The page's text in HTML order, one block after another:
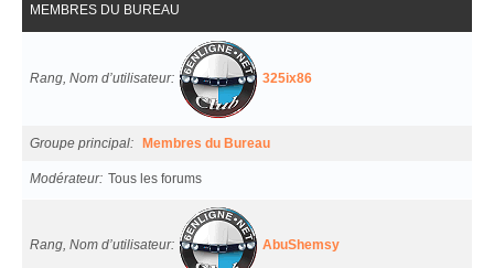
MEMBRES DU BUREAU
Rang, Nom d’utilisateur 325ix86
Groupe principal Membres du Bureau
Modérateur Tous les forums
Rang, Nom d’utilisateur AbuShemsy